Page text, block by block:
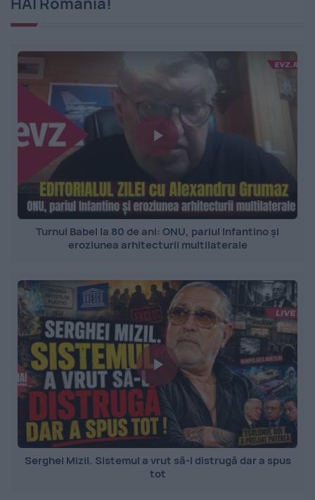
Turnul Babel la 80 de ani: ONU, pariul Infantino și
eroziunea arhitecturii multilaterale
Serghei Mizil. Sistemul a vrut să-l distrugă dar a spus
tot